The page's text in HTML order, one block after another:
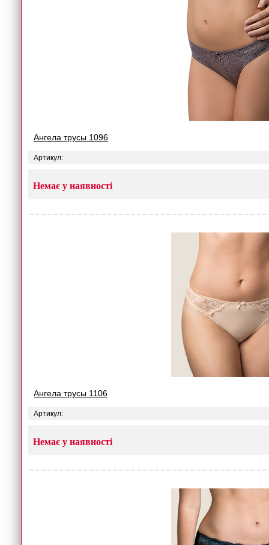
Ангела трусы 1096
Артикул:
Немає у наявності
Ангела трусы 1106
Артикул:
Немає у наявності